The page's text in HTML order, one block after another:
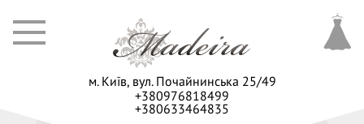
+380976818499
+380633464835
м. Київ, вул. Почайнинська 25/49